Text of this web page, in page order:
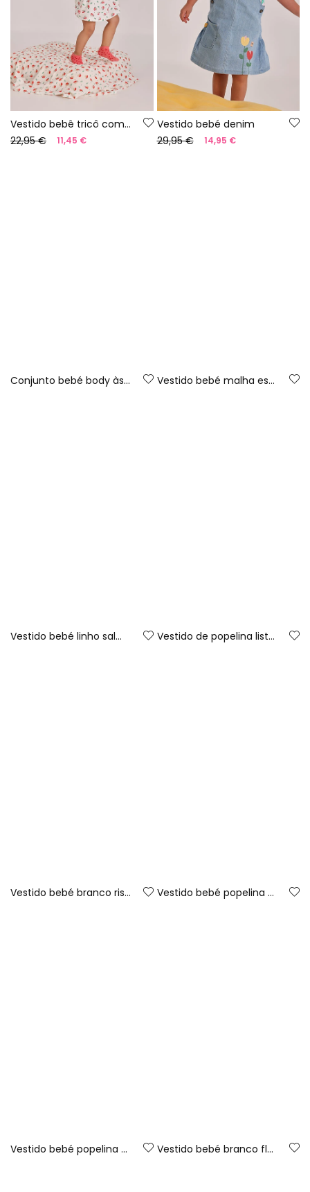
Vestido bebê tricô com estampado
22,95 €
11,45 €
Vestido bebé denim
29,95 €
14,95 €
Conjunto bebé body às riscas e jardineiras ganga Vestido bebé malha estampado flores
Vestido bebé linho salmão Vestido de popelina listado
Vestido bebé branco riscas Vestido bebé popelina xadrez azul
Vestido bebé popelina estampado flores Vestido bebé branco flores